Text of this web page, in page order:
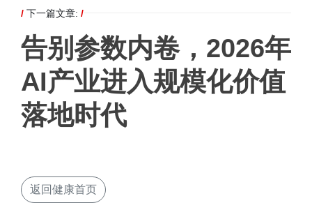
/ 下一篇文章: /
告别参数内卷，2026年
AI产业进入规模化价值
落地时代
返回健康首页